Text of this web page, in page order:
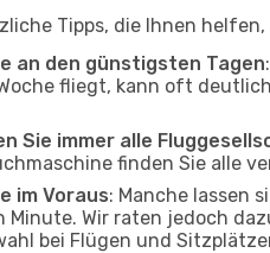
Tipps, die Ihnen
an den günstigsten Tagen
fliegt, kann oft
Sie immer alle
finden Sie alle
im Voraus: Manche lassen
Minute. Wir raten jedoch
bei Flügen und